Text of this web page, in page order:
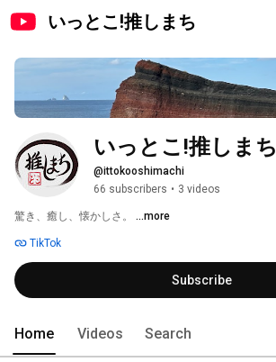
いっとこ!推しまち
いっとこ!推しまち
@ittokooshimachi
66 subscribers • 3 videos
驚き、癒し、懐かしさ。 ...more
TikTok
Subscribe
Home Videos Search